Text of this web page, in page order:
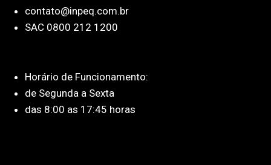
contato@inpeq.com.br
SAC 0800 212 1200
Horário de Funcionamento:
de Segunda a Sexta
das 8:00 as 17:45 horas